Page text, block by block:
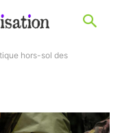
hors-sol des